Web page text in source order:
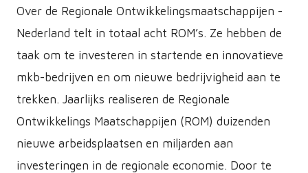
Over de Regionale Ontwikkelingsmaatschappijen -
Nederland telt in totaal acht ROM’s. Ze hebben de
taak om te investeren in startende en innovatieve
mkb-bedrijven en om nieuwe bedrijvigheid aan te
trekken. Jaarlijks realiseren de Regionale
Ontwikkelings Maatschappijen (ROM) duizenden
nieuwe arbeidsplaatsen en miljarden aan
investeringen in de regionale economie. Door te